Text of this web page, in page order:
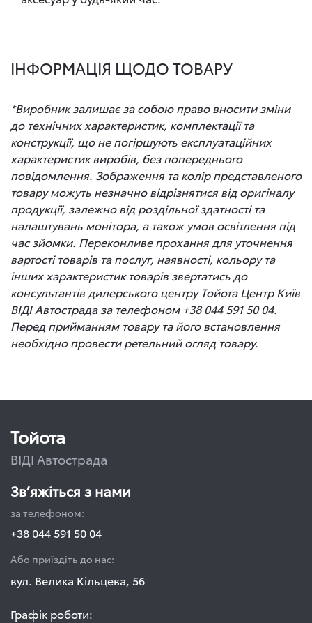
ІНФОРМАЦІЯ ЩОДО ТОВАРУ
*Виробник залишає за собою право вносити зміни
до технічних характеристик, комплектації та
конструкції, що не погіршують експлуатаційних
характеристик виробів, без попереднього
повідомлення. Зображення та колір представленого
товару можуть незначно відрізнятися від оригіналу
продукції, залежно від роздільної здатності та
налаштувань монітора, а також умов освітлення під
час зйомки. Переконливе прохання для уточнення
вартості товарів та послуг, наявності, кольору та
інших характеристик товарів звертатись до
консультантів дилерського центру Тойота Центр Київ
ВІДІ Автострада за телефоном +38 044 591 50 04.
Перед прийманням товару та його встановлення
необхідно провести ретельний огляд товару.
Тойота
ВІДІ Автострада
Зв’яжіться з нами
за телефоном:
+38 044 591 50 04
Або приїздіть до нас:
вул. Велика Кільцева, 56
Графік роботи: